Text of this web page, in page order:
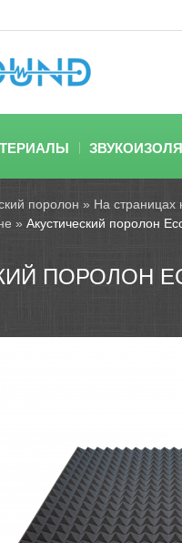
поролон » На страницах
» Акустический поролон
ПОРОЛОН